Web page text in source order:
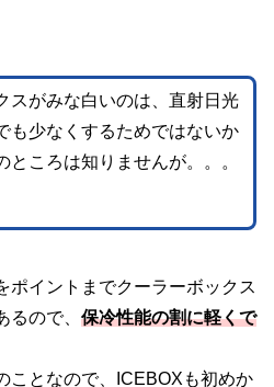
スがみな白いのは、直射日光
も少なくするためではないか
ところは知りませんが。。。
ポイントまでクーラーボックス
るので、 保冷性能の割に軽くで
ことなので、ICEBOXも初めか